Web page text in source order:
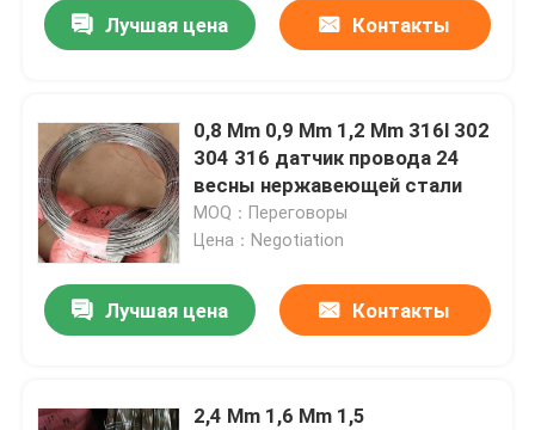
Лучшая цена Контакты
0,8 Mm 0,9 Mm 1,2 Mm 316l 302
304 316 датчик провода 24
весны нержавеющей стали
MOQ：Переговоры
Цена：Negotiation
Лучшая цена Контакты
2,4 Mm 1,6 Mm 1,5